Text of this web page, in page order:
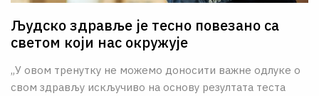
Људско здравље је тесно повезано са
светом који нас окружује
„У овом тренутку не можемо доносити важне одлуке о
свом здрављу искључиво на основу резултата теста